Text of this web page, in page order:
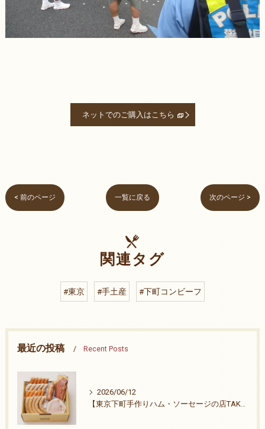
ネットでのご購入はこちら
< 前のページ 一覧に戻る 次のページ >
関連タグ
#東京 #手土産 #下町コンビーフ
最近の投稿 Recent Posts
2026/06/12
【東京下町手作りハム・ソーセージの店TAKE-ZO】祭りも終わりました。